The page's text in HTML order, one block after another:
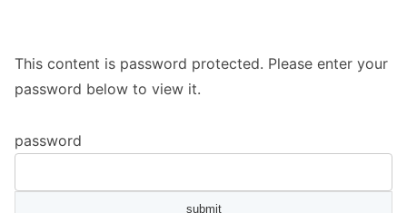
This content is password protected. Please enter your
password below to view it.
password